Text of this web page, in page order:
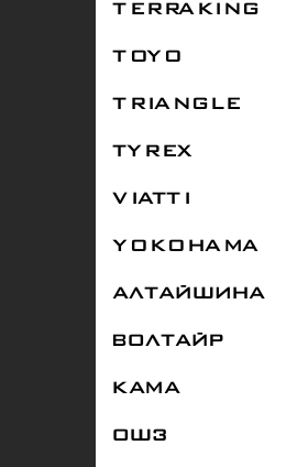
TERRAKING
TOYO
TRIANGLE
TYREX
VIATTI
YOKOHAMA
АЛТАЙШИНА
ВОЛТАЙР
КАМА
ОШЗ